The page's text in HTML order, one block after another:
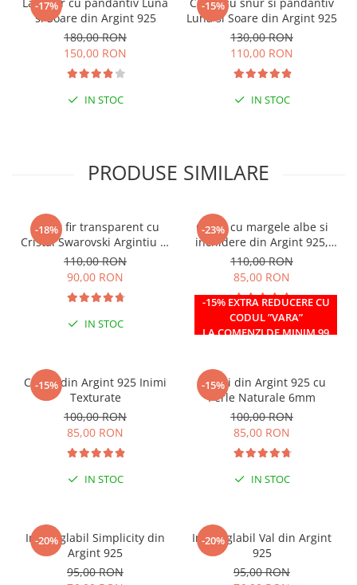
-17%
si Soare din Argint 925
180,00 RON
150,00 RON
IN STOC
-15%
Luna si Soare din Argint 925
130,00 RON
110,00 RON
IN STOC
PRODUSE SIMILARE
-18%
Colier fir transparent cu
Cristal Swarovski Argintiu in
Caseta din Argint 925
110,00 RON
90,00 RON
IN STOC
-23%
-15% EXTRA REDUCERE CU
CODUL ”VARA”
LA COMENZI DE MINIM 99
Colier cu margele albe si
inchidere din Argint 925,
reglabil 38-41 cm
110,00 RON
85,00 RON
IN STOC
-15%
Cercei din Argint 925 Inimi
Texturate
100,00 RON
85,00 RON
IN STOC
-15%
Cercei din Argint 925 cu
Perle Naturale 6mm
100,00 RON
85,00 RON
IN STOC
-20%
Inel reglabil Simplicity din
Argint 925
95,00 RON
-20%
Inel reglabil Val din Argint
925
95,00 RON